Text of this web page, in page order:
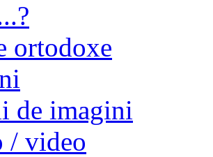
ortodoxe
de imagini
/ video